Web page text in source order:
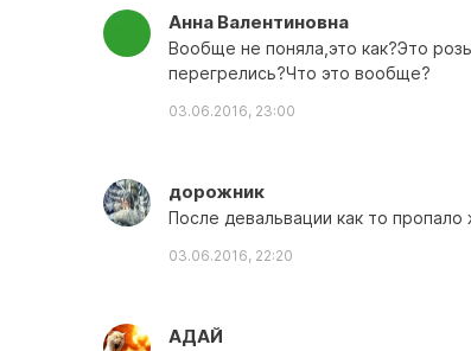
Анна Валентиновна
Вообще не поняла,это как?Это
перегрелись?Что это вообще?
03.06.2016, 23:00
дорожник
После девальвации как то
03.06.2016, 22:20
АДАЙ